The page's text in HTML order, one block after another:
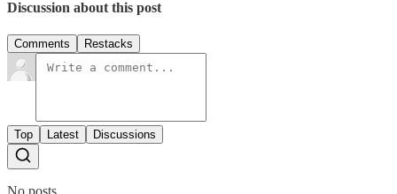
Discussion about this post
Comments Restacks
Top Latest Discussions